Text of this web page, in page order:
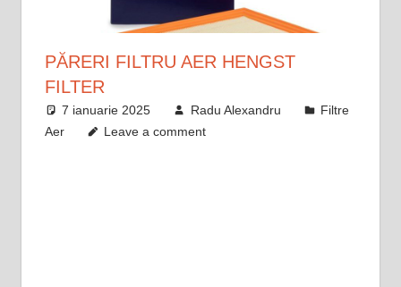
PĂRERI FILTRU AER HENGST
FILTER
7 ianuarie 2025 Radu Alexandru
Filtre
Aer
Leave a comment